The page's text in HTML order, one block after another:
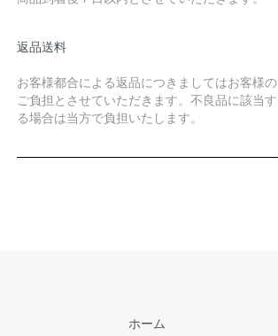
返品送料
お客様都合による返品につきましてはお客様の
ご負担とさせていただきます。不良品に該当す
る場合は当方で負担いたします。
ホーム